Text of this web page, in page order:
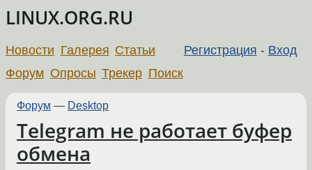
LINUX.ORG.RU
Регистрация - Вход
Новости Галерея Статьи
Форум Опросы Трекер Поиск
Форум — Desktop
Telegram не работает буфер
обмена